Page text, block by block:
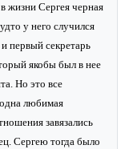
жизни Сергея черная
у него случился
первый секретарь
якобы был в нее
Но это все
любимая
завязались
Сергею тогда было